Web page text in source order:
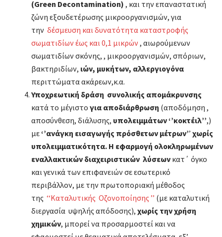
(Green Decontamination) , και την επαναστατική
ζώνη εξουδετέρωσης μικροοργανισμών, για
την δέσμευση και δυνατότητα καταστροφής
σωματιδίων έως και 0,1 μικρών, αιωρούμενων
σωματιδίων σκόνης, , μικροοργανισμών, σπόριων,
βακτηριδίων, ιών, μυκήτων, αλλεργιογόνα
περιττώματα ακάρεων,κ.α.
Υποχρεωτική δράση συνολικής απομάκρυνσης
κατά το μέγιστο για αποδιάρθρωση (αποδόμηση ,
αποσύνθεση, διάλυσης, υπολειμμάτων ‘’κοκτέιλ’’,)
με‘’ανάγκη εισαγωγής πρόσθετων μέτρων’’ χωρίς
υπολειμματικότητα. Η εφαρμογή ολοκληρωμένων
εναλλακτικών διαχειριστικών λύσεων κατ΄ όγκο
και γενικά των επιφανειών σε εσωτερικό
περιβάλλον, με την πρωτοποριακή μέθοδος
της ‘‘Καταλυτικής Οζονοποίησης ’’ (με καταλυτική
διεργασία υψηλής απόδοσης), χωρίς την χρήση
χημικών, μπορεί να προσαρμοστεί και να